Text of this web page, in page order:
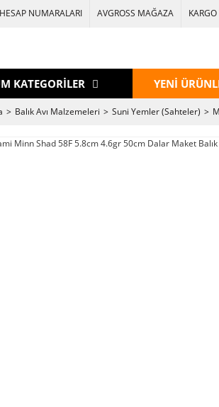
NUMARALARI AVGROSS MAĞAZA
KATEGORİLER YENİ
Balık Avı Malzemeleri Suni Yemler (Sahteler)